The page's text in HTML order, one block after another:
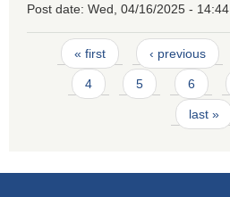
Post date: Wed, 04/16/2025 - 14:44
Pages
« first ‹ previous
4 5 6
last »